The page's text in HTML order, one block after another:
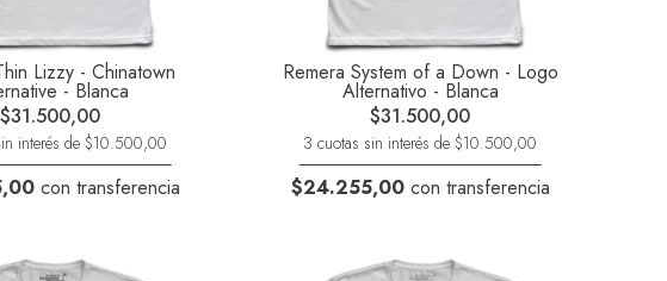
Lizzy - Chinatown
- Blanca
$31.500,00
interés de $10.500,00
con transferencia
Remera System of a Down - Logo
Alternativo - Blanca
$31.500,00
3 cuotas sin interés de $10.500,00
$24.255,00con transferencia